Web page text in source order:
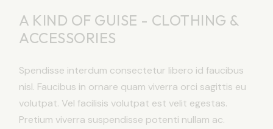
A KIND OF GUISE - CLOTHING &
ACCESSORIES
Spendisse interdum consectetur libero id faucibus
nisl. Faucibus in ornare quam viverra orci sagittis eu
volutpat. Vel facilisis volutpat est velit egestas.
Pretium viverra suspendisse potenti nullam ac.